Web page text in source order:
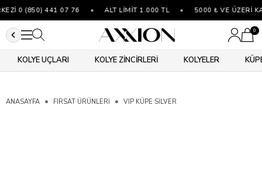
0 (850) 441 07 76 ALT LİMİT 1.000 TL 5000 ₺ VE ÜZERİ
0
KOLYE UÇLARI KOLYE ZİNCİRLERİ KOLYELER
ANASAYFA FIRSAT ÜRÜNLERİ VIP KÜPE SILVER